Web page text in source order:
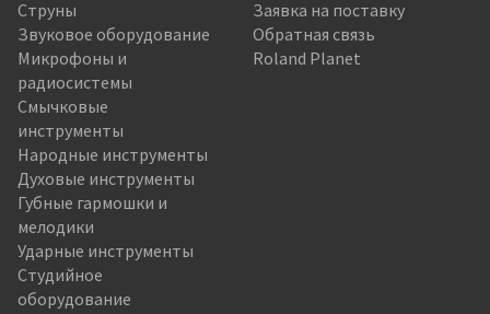
Струны
Звуковое оборудование
Микрофоны и
радиосистемы
Смычковые
инструменты
Народные инструменты
Духовые инструменты
Губные гармошки и
мелодики
Ударные инструменты
Студийное
оборудование
Заявка на поставку
Обратная связь
Roland Planet